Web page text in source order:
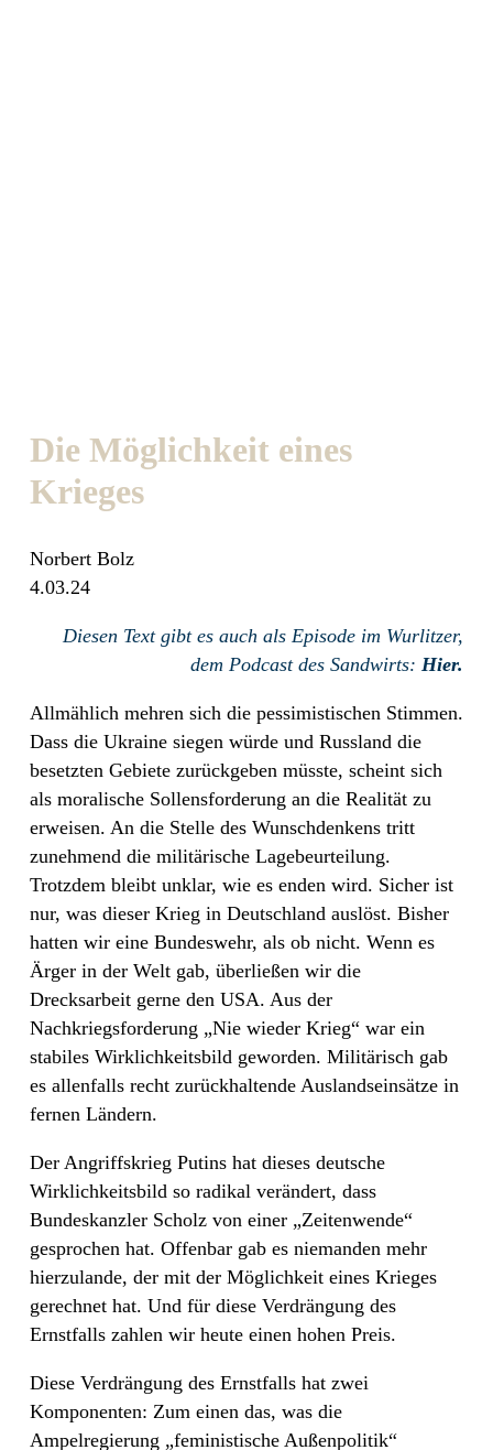
Die Möglichkeit eines
Krieges
Norbert Bolz
4.03.24
Diesen Text gibt es auch als Episode im Wurlitzer,
dem Podcast des Sandwirts: Hier.
Allmählich mehren sich die pessimistischen Stimmen.
Dass die Ukraine siegen würde und Russland die
besetzten Gebiete zurückgeben müsste, scheint sich
als moralische Sollensforderung an die Realität zu
erweisen. An die Stelle des Wunschdenkens tritt
zunehmend die militärische Lagebeurteilung.
Trotzdem bleibt unklar, wie es enden wird. Sicher ist
nur, was dieser Krieg in Deutschland auslöst. Bisher
hatten wir eine Bundeswehr, als ob nicht. Wenn es
Ärger in der Welt gab, überließen wir die
Drecksarbeit gerne den USA. Aus der
Nachkriegsforderung „Nie wieder Krieg“ war ein
stabiles Wirklichkeitsbild geworden. Militärisch gab
es allenfalls recht zurückhaltende Auslandseinsätze in
fernen Ländern.
Der Angriffskrieg Putins hat dieses deutsche
Wirklichkeitsbild so radikal verändert, dass
Bundeskanzler Scholz von einer „Zeitenwende“
gesprochen hat. Offenbar gab es niemanden mehr
hierzulande, der mit der Möglichkeit eines Krieges
gerechnet hat. Und für diese Verdrängung des
Ernstfalls zahlen wir heute einen hohen Preis.
Diese Verdrängung des Ernstfalls hat zwei
Komponenten: Zum einen das, was die
Ampelregierung „feministische Außenpolitik“